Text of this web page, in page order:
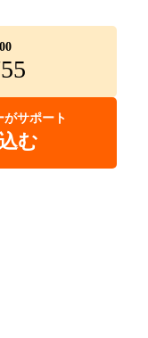
サポート
む